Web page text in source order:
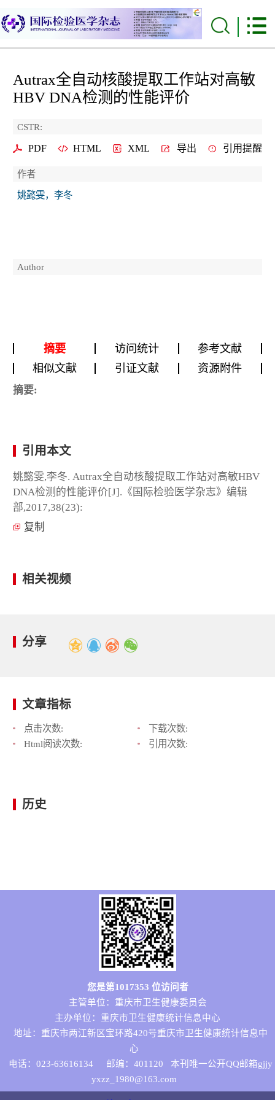
Autrax全自动核酸提取工作站对高敏
HBV DNA检测的性能评价
CSTR:
PDF HTML XML 导出 引用提醒
作者
姚懿雯，李冬
Author
摘要 访问统计
参考文献
相似文献
引证文献 资源附件
摘要:
引用本文
姚懿雯,李冬. Autrax全自动核酸提取工作站对高敏HBV
DNA检测的性能评价[J].《国际检验医学杂志》编辑
部,2017,38(23):
复制
相关视频
分享
文章指标
点击次数:
下载次数:
Html阅读次数:
引用次数:
历史
您是第1017353 位访问者
主管单位：重庆市卫生健康委员会
主办单位：重庆市卫生健康统计信息中心
地址：重庆市两江新区宝环路420号重庆市卫生健康统计信息中
心
电话：023-63616134
邮编：401120 本刊唯一公开QQ邮箱gjjy
yxzz_1980@163.com